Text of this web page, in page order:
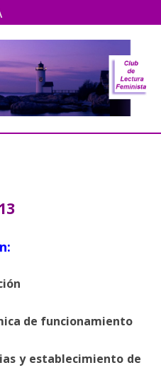
de funcionamiento
y establecimiento de